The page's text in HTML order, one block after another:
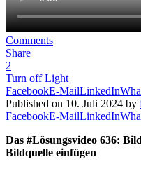
Comments
Share
2
Turn off Light
FacebookE-MailLinkedIn
Published on 10. Juli 2024 by
FacebookE-MailLinkedIn
Das #Lösungsvideo 636:
Bildquelle einfügen